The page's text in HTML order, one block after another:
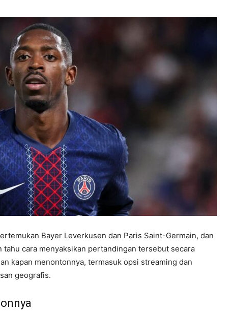
Bayer Leverkusen dan Paris Saint-Germain, dan
cara menyaksikan pertandingan tersebut secara
kapan menontonnya, termasuk opsi streaming dan
geografis.